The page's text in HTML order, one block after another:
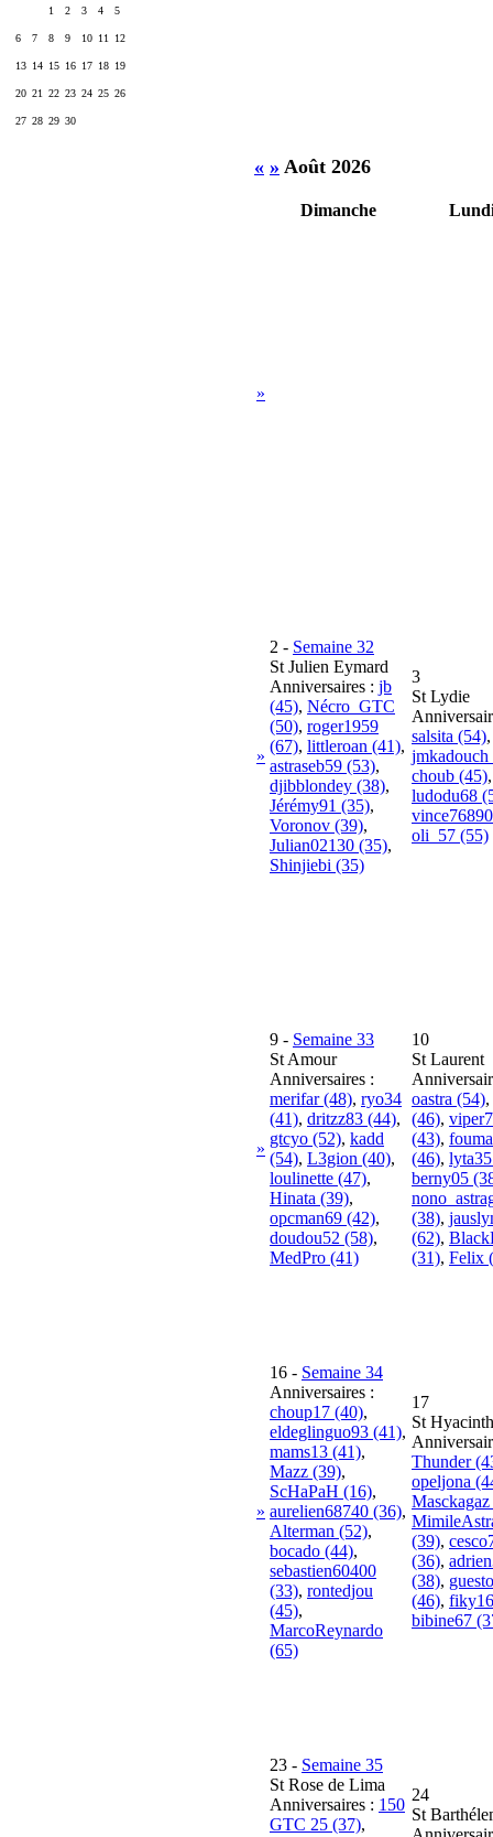
1
2 3 4 5
6 7 8 9 10 11 12
13 14 15 16 17 18 19
20 21 22 23 24 25 26
27 28 29 30
« » Août 2026
Dimanche
»
»
2 - Semaine 32
St Julien Eymard
Anniversaires : jb
(45), Nécro_GTC
(50), roger1959
(67), littleroan (41),
astraseb59 (53),
djibblondey (38),
Jérémy91 (35),
Voronov (39),
Julian02130 (35),
Shinjiebi (35)
3
St Lydie
salsita (54),
jmkadouch
choub (45),
ludodu68
oli_57 (55)
»
9 - Semaine 33
St Amour
Anniversaires :
merifar (48), ryo34
(41), dritzz83 (44),
gtcyo (52), kadd
(54), L3gion (40),
loulinette (47),
Hinata (39),
opcman69 (42),
doudou52 (58),
MedPro (41)
10
St Laurent
oastra (54),
(46),
(43),
(46),
berny05
(38),
(62),
(31), Felix
»
16 - Semaine 34
Anniversaires :
choup17 (40),
eldeglinguo93 (41),
mams13 (41),
Mazz (39),
ScHaPaH (16),
aurelien68740 (36),
Alterman (52),
bocado (44),
sebastien60400
(33), rontedjou
(45),
MarcoReynardo
(65)
17
St
Thunder
opeljona
(39),
(36),
(38),
(46),
bibine67
23 - Semaine 35
St Rose de Lima
Anniversaires : 150
GTC 25 (37),
24
St